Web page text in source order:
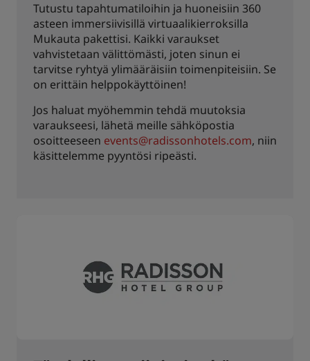
Tutustu tapahtumatiloihin ja huoneisiin 360
asteen immersiivisillä virtuaalikierroksilla
Mukauta pakettisi. Kaikki varaukset
vahvistetaan välittömästi, joten sinun ei
tarvitse ryhtyä ylimääräisiin toimenpiteisiin. Se
on erittäin helppokäyttöinen!
Jos haluat myöhemmin tehdä muutoksia
varaukseesi, lähetä meille sähköpostia
osoitteeseen events@radissonhotels.com, niin
käsittelemme pyyntösi ripeästi.